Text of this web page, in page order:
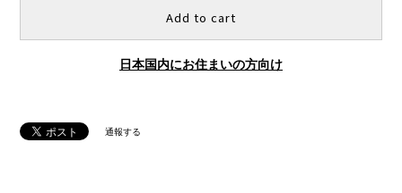
Add to cart
日本国内にお住まいの方向け
通報する